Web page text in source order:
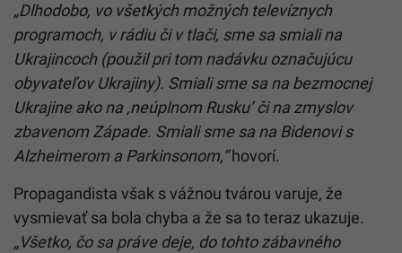
„Dlhodobo, vo všetkých možných televíznych
programoch, v rádiu či v tlači, sme sa smiali na
Ukrajincoch (použil pri tom nadávku označujúcu
obyvateľov Ukrajiny). Smiali sme sa na bezmocnej
Ukrajine ako na ‚neúplnom Rusku’ či na zmyslov
zbavenom Západe. Smiali sme sa na Bidenovi s
Alzheimerom a Parkinsonom,“hovorí.
Propagandista však s vážnou tvárou varuje, že
vysmievať sa bola chyba a že sa to teraz ukazuje.
„Všetko, čo sa práve deje, do tohto zábavného